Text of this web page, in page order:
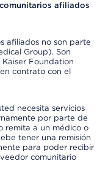
afiliados
afiliados no son parte
Group). Son
Foundation
contrato con el
necesita servicios
por parte de
remita a un médico o
tener una remisión
para poder recibir
comunitario